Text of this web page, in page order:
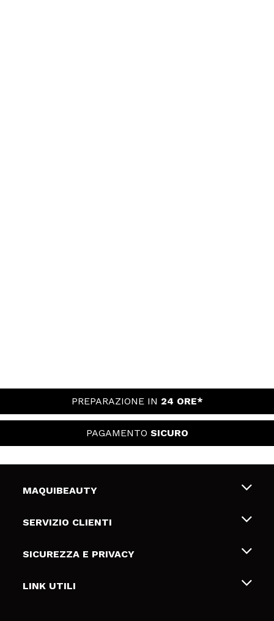
PREPARAZIONE IN 24 ORE*
PAGAMENTO SICURO
MAQUIBEAUTY
Chi siamo
Gift Cards
SERVIZIO CLIENTI
Spedizioni & Resi
Metodi di pagamamento
SICUREZZA E PRIVACY
Termini e condizioni
LINK UTILI